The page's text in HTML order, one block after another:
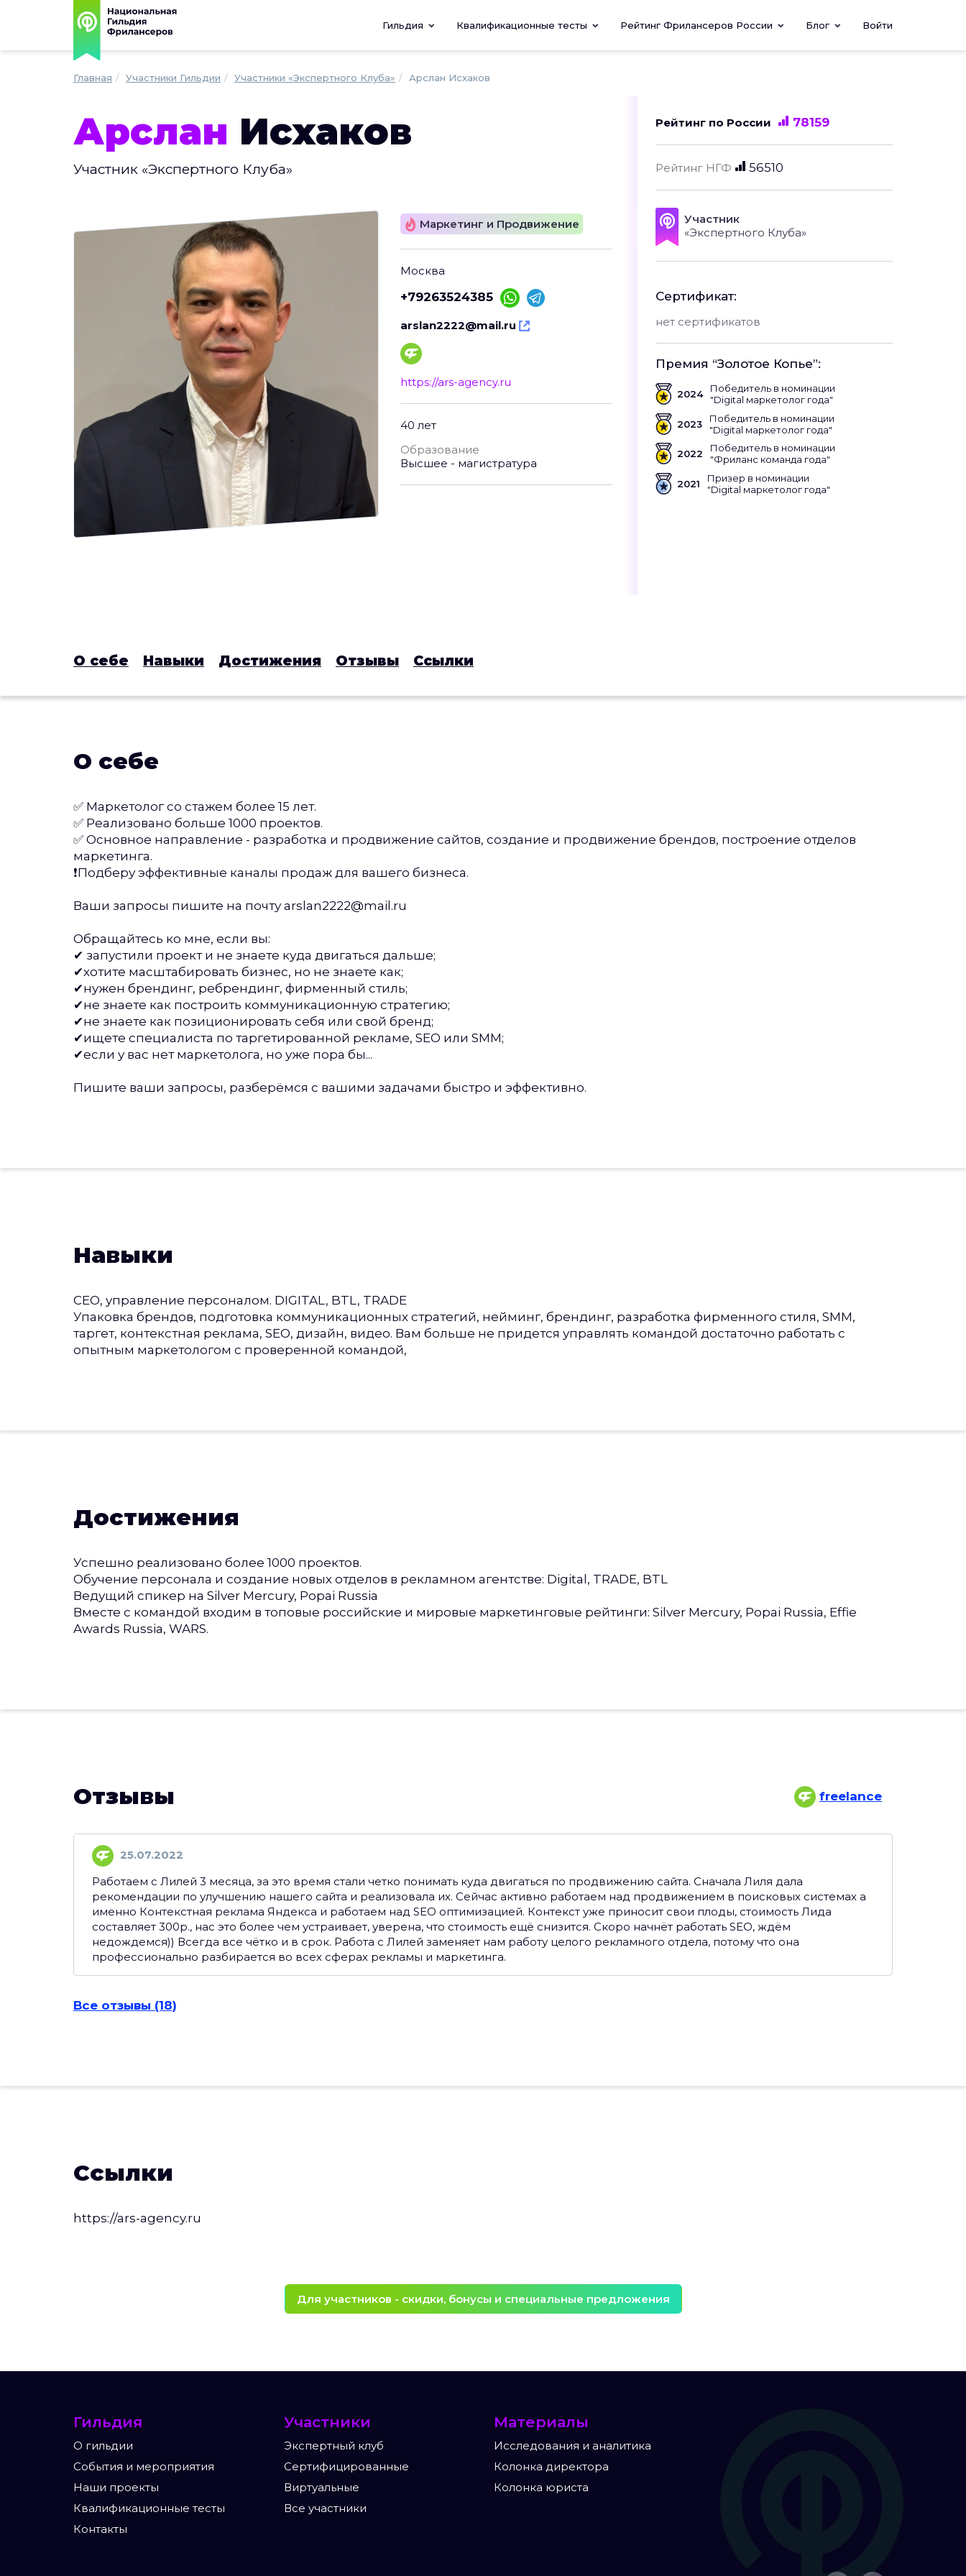
Гильдия Квалификационные тесты Рейтинг Фрилансеров России Блог Войти
Главная Участники Гильдии Участники «Экспертного Клуба» Арслан Исхаков
Арслан Исхаков
Участник «Экспертного Клуба»
Маркетинг и Продвижение
Москва
+79263524385
arslan2222@mail.ru
https://ars-agency.ru
40 лет
Образование
Высшее - магистратура
Рейтинг по России 78159
Рейтинг НГФ 56510
Участник
«Экспертного Клуба»
Сертификат:
нет сертификатов
Премия “Золотое Копье”:
2024
Победитель в номинации
"Digital маркетолог года"
2023
Победитель в номинации
"Digital маркетолог года"
2022
Победитель в номинации
"Фриланс команда года"
2021
Призер в номинации
"Digital маркетолог года"
О себе Навыки Достижения Отзывы Ссылки
О себе
✅ Маркетолог со стажем более 15 лет.
✅ Реализовано больше 1000 проектов.
✅ Основное направление - разработка и продвижение сайтов, создание и продвижение брендов, построение отделов
маркетинга.
❗Подберу эффективные каналы продаж для вашего бизнеса.
Ваши запросы пишите на почту arslan2222@mail.ru
Обращайтесь ко мне, если вы:
✔ запустили проект и не знаете куда двигаться дальше;
✔хотите масштабировать бизнес, но не знаете как;
✔нужен брендинг, ребрендинг, фирменный стиль;
✔не знаете как построить коммуникационную стратегию;
✔не знаете как позиционировать себя или свой бренд;
✔ищете специалиста по таргетированной рекламе, SEO или SMM;
✔если у вас нет маркетолога, но уже пора бы...
Пишите ваши запросы, разберёмся с вашими задачами быстро и эффективно.
Навыки
CEO, управление персоналом. DIGITAL, BTL, TRADE
Упаковка брендов, подготовка коммуникационных стратегий, нейминг, брендинг, разработка фирменного стиля, SMM,
таргет, контекстная реклама, SEO, дизайн, видео. Вам больше не придется управлять командой достаточно работать с
опытным маркетологом с проверенной командой,
Достижения
Успешно реализовано более 1000 проектов.
Обучение персонала и создание новых отделов в рекламном агентстве: Digital, TRADE, BTL
Ведущий спикер на Silver Mercury, Popai Russia
Вместе с командой входим в топовые российские и мировые маркетинговые рейтинги: Silver Mercury, Popai Russia, Effie
Awards Russia, WARS.
Отзывы freelance
25.07.2022
Работаем с Лилей 3 месяца, за это время стали четко понимать куда двигаться по продвижению сайта. Сначала Лиля дала
рекомендации по улучшению нашего сайта и реализовала их. Сейчас активно работаем над продвижением в поисковых системах а
именно Контекстная реклама Яндекса и работаем над SEO оптимизацией. Контекст уже приносит свои плоды, стоимость Лида
составляет 300р., нас это более чем устраивает, уверена, что стоимость ещё снизится. Скоро начнёт работать SEO, ждём
недождемся)) Всегда все чётко и в срок. Работа с Лилей заменяет нам работу целого рекламного отдела, потому что она
профессионально разбирается во всех сферах рекламы и маркетинга.
Все отзывы (18)
Ссылки
https://ars-agency.ru
Для участников - скидки, бонусы и специальные предложения
Гильдия
О гильдии
События и мероприятия
Наши проекты
Квалификационные тесты
Контакты
Участники
Экспертный клуб
Сертифицированные
Виртуальные
Все участники
Материалы
Исследования и аналитика
Колонка директора
Колонка юриста